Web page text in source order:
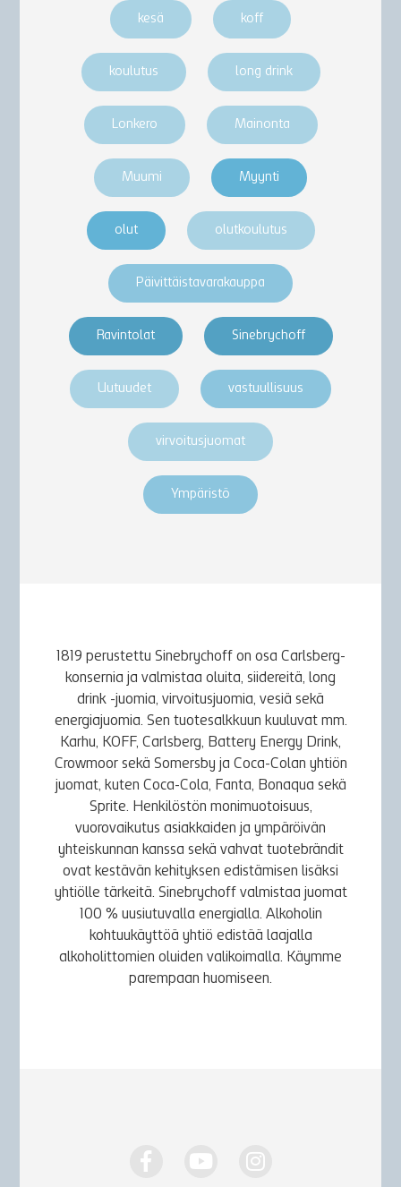
kesä koff
koulutus long drink
Lonkero Mainonta
Muumi Myynti
olut olutkoulutus
Päivittäistavarakauppa
Ravintolat Sinebrychoff
Uutuudet vastuullisuus
virvoitusjuomat
Ympäristö
1819 perustettu Sinebrychoff on osa Carlsberg-
konsernia ja valmistaa oluita, siidereitä, long
drink -juomia, virvoitusjuomia, vesiä sekä
energiajuomia. Sen tuotesalkkuun kuuluvat mm.
Karhu, KOFF, Carlsberg, Battery Energy Drink,
Crowmoor sekä Somersby ja Coca-Colan yhtiön
juomat, kuten Coca-Cola, Fanta, Bonaqua sekä
Sprite. Henkilöstön monimuotoisuus,
vuorovaikutus asiakkaiden ja ympäröivän
yhteiskunnan kanssa sekä vahvat tuotebrändit
ovat kestävän kehityksen edistämisen lisäksi
yhtiölle tärkeitä. Sinebrychoff valmistaa juomat
100 % uusiutuvalla energialla. Alkoholin
kohtuukäyttöä yhtiö edistää laajalla
alkoholittomien oluiden valikoimalla. Käymme
parempaan huomiseen.